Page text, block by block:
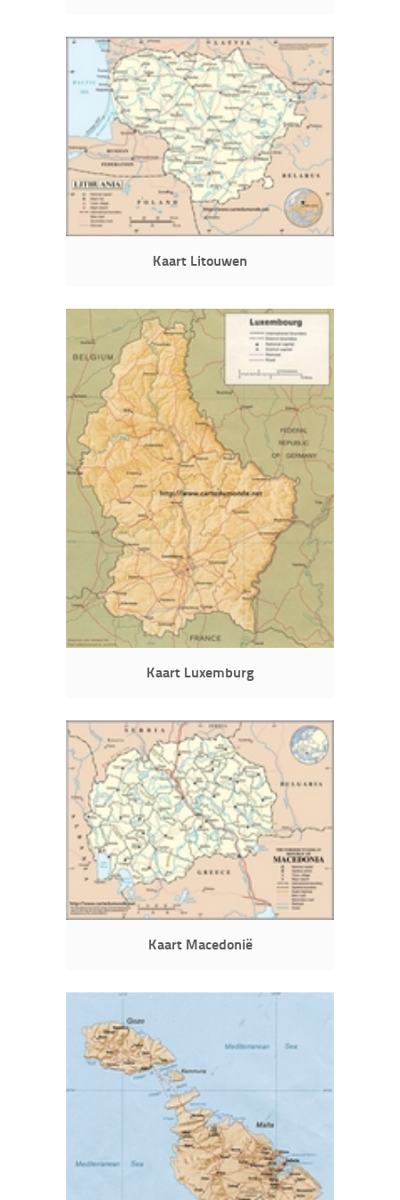
Kaart Litouwen
Kaart Luxemburg
Kaart Macedonië